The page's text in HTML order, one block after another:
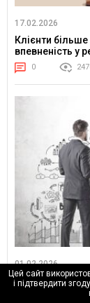
17.02.2026
Клієнти
впевненість у
0
01.02.2026
Від
логіка
Цей сайт
і підтвердити